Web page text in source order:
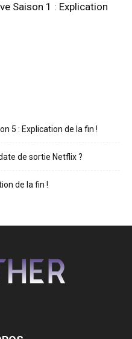
Saison 1 : Explication
5 : Explication de la fin !
de sortie Netflix ?
de la fin !